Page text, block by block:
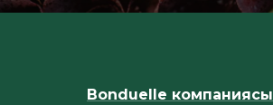
Bonduelle компаниясы